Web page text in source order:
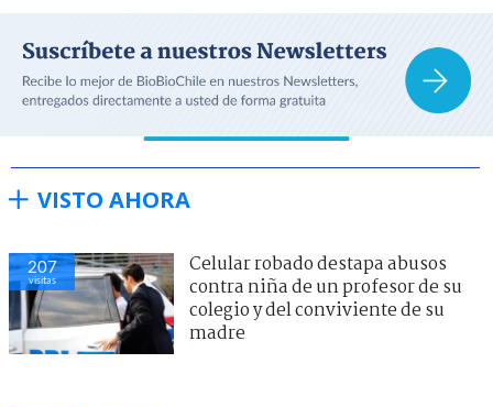
VISTO AHORA
207
visitas
Celular robado destapa abusos
contra niña de un profesor de su
colegio y del conviviente de su
madre